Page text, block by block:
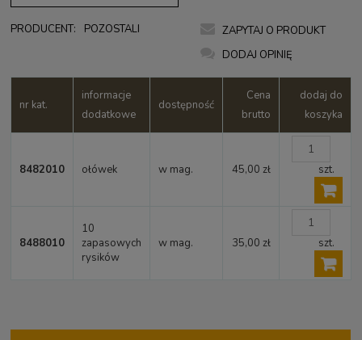
PRODUCENT: POZOSTALI
ZAPYTAJ O PRODUKT
DODAJ OPINIĘ
nr kat.
informacje
dodatkowe
dostępność
Cena
brutto
dodaj do
koszyka
8482010 ołówek w mag. 45,00 zł szt.
8488010
10
zapasowych
rysików
w mag. 35,00 zł szt.